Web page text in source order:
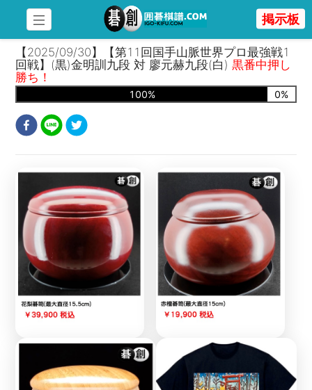
掲示板
【2025/09/30】【第11回国手山脈世界プロ最強戦1
回戦】(黒)金明訓九段 対 廖元赫九段(白)黒番中押し
勝ち！
100% 0%